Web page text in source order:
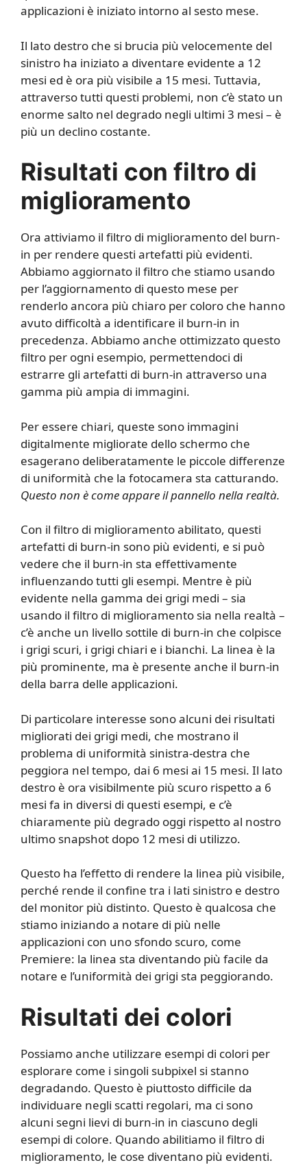
applicazioni è iniziato intorno al sesto mese.
Il lato destro che si brucia più velocemente del
sinistro ha iniziato a diventare evidente a 12
mesi ed è ora più visibile a 15 mesi. Tuttavia,
attraverso tutti questi problemi, non c’è stato un
enorme salto nel degrado negli ultimi 3 mesi – è
più un declino costante.
Risultati con filtro di
miglioramento
Ora attiviamo il filtro di miglioramento del burn-
in per rendere questi artefatti più evidenti.
Abbiamo aggiornato il filtro che stiamo usando
per l’aggiornamento di questo mese per
renderlo ancora più chiaro per coloro che hanno
avuto difficoltà a identificare il burn-in in
precedenza. Abbiamo anche ottimizzato questo
filtro per ogni esempio, permettendoci di
estrarre gli artefatti di burn-in attraverso una
gamma più ampia di immagini.
Per essere chiari, queste sono immagini
digitalmente migliorate dello schermo che
esagerano deliberatamente le piccole differenze
di uniformità che la fotocamera sta catturando.
Questo non è come appare il pannello nella realtà.
Con il filtro di miglioramento abilitato, questi
artefatti di burn-in sono più evidenti, e si può
vedere che il burn-in sta effettivamente
influenzando tutti gli esempi. Mentre è più
evidente nella gamma dei grigi medi – sia
usando il filtro di miglioramento sia nella realtà –
c’è anche un livello sottile di burn-in che colpisce
i grigi scuri, i grigi chiari e i bianchi. La linea è la
più prominente, ma è presente anche il burn-in
della barra delle applicazioni.
Di particolare interesse sono alcuni dei risultati
migliorati dei grigi medi, che mostrano il
problema di uniformità sinistra-destra che
peggiora nel tempo, dai 6 mesi ai 15 mesi. Il lato
destro è ora visibilmente più scuro rispetto a 6
mesi fa in diversi di questi esempi, e c’è
chiaramente più degrado oggi rispetto al nostro
ultimo snapshot dopo 12 mesi di utilizzo.
Questo ha l’effetto di rendere la linea più visibile,
perché rende il confine tra i lati sinistro e destro
del monitor più distinto. Questo è qualcosa che
stiamo iniziando a notare di più nelle
applicazioni con uno sfondo scuro, come
Premiere: la linea sta diventando più facile da
notare e l’uniformità dei grigi sta peggiorando.
Risultati dei colori
Possiamo anche utilizzare esempi di colori per
esplorare come i singoli subpixel si stanno
degradando. Questo è piuttosto difficile da
individuare negli scatti regolari, ma ci sono
alcuni segni lievi di burn-in in ciascuno degli
esempi di colore. Quando abilitiamo il filtro di
miglioramento, le cose diventano più evidenti.